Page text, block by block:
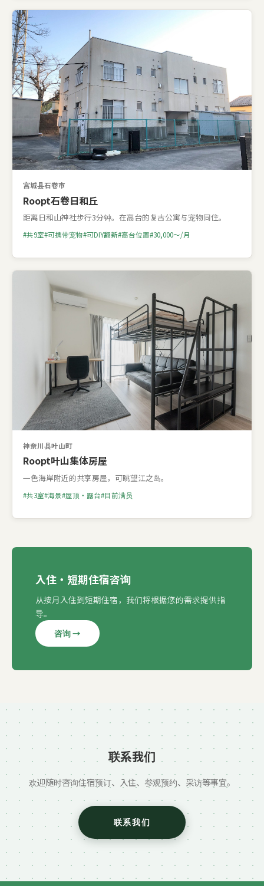
宫城县石卷市
Roopt石卷日和丘
距离日和山神社步行3分钟。在高台的复古公寓与宠物同住。
共9室 可携带宠物 可DIY翻新 高台位置 30,000〜/月
神奈川县叶山町
Roopt叶山集体房屋
一色海岸附近的共享房屋，可眺望江之岛。
共3室 海景 屋顶・露台 目前满员
入住・短期住宿咨询
从按月入住到短期住宿，我们将根据您的需求提供指
导。
咨询 →
联系我们
欢迎随时咨询住宿预订、入住、参观预约、采访等事宜。
联系我们